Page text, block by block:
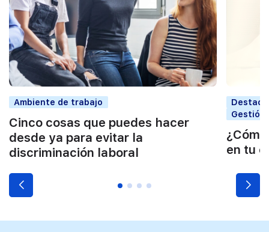
Ambiente de trabajo
Cinco cosas que puedes hacer
desde ya para evitar la
discriminación laboral
Gestión
en tu